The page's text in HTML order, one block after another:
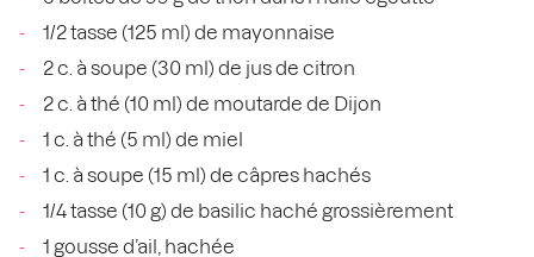
1/2 tasse (125 ml) de mayonnaise
2 c. à soupe (30 ml) de jus de citron
2 c. à thé (10 ml) de moutarde de Dijon
1 c. à thé (5 ml) de miel
1 c. à soupe (15 ml) de câpres hachés
1/4 tasse (10 g) de basilic haché grossièrement
1 gousse d’ail, hachée